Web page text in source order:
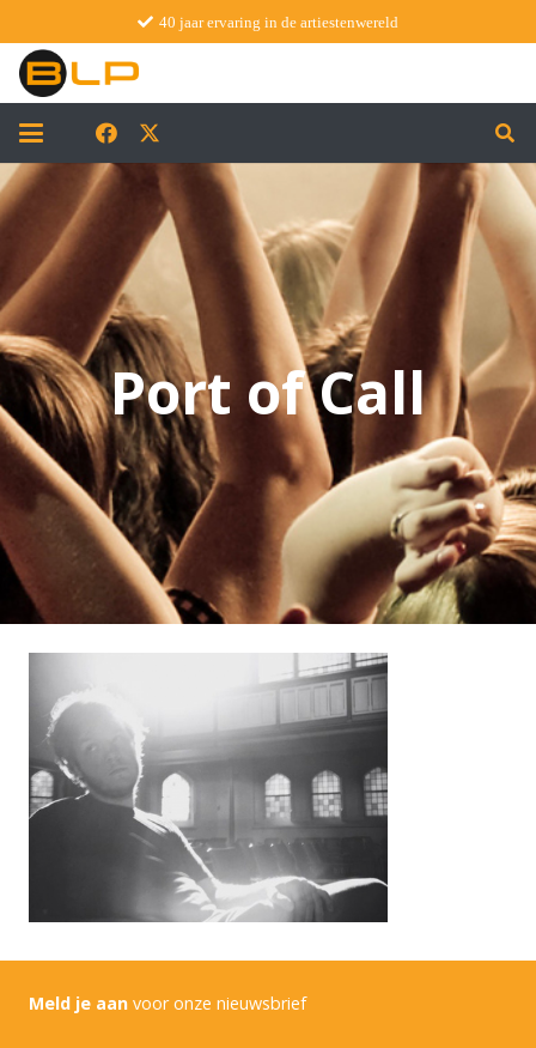
40 jaar ervaring in de artiestenwereld
Port of Call
Meld je aan voor onze nieuwsbrief